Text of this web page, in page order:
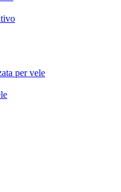
per vele